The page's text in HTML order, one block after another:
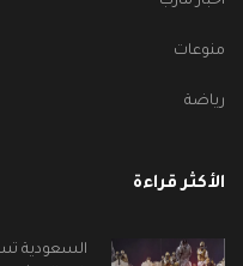
منوعات
رياضة
الأكثر قراءة
السعودية